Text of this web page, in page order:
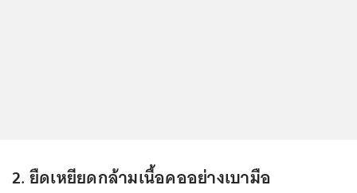
2. ยืดเหยียดกล้ามเนื้อคออย่างเบามือ